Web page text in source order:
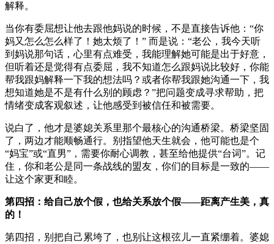
解释。
当你有委屈想让他去跟他妈说的时候，不是直接告诉他：“你
妈又怎么怎么样了！她太烦了！” 而是说：“老公，我今天听
到妈说那句话，心里有点难受，我能理解她可能是出于好意，
但听着还是觉得有点委屈，我不知道怎么跟妈说比较好，你能
帮我跟妈解释一下我的想法吗？或者你帮我跟她沟通一下，我
想知道她是不是有什么别的顾虑？”把问题变成寻求帮助，把
情绪变成客观叙述，让他感受到被信任和被需要。
说白了，他才是婆媳关系里那个最核心的沟通桥梁。桥梁坚固
了，两边才能顺畅通行。别指望他天生就会，他可能也是个
“妈宝”或“直男”，需要你耐心调教，甚至给他提供“台词”。记
住，你和老公是同一条战线的盟友，你们的目标是一致的——
让这个家更和睦。
第四招：给自己放个假，也给关系放个假——距离产生美，真
的！
第四招，别把自己累垮了，也别让这根弦儿一直紧绷着。婆媳